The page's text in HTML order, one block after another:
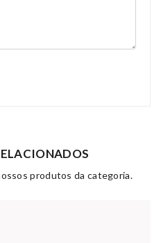
produtos da categoria.